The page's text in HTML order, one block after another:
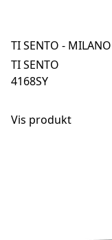
TI SENTO -
TI SENTO
4168SY
Vis produkt